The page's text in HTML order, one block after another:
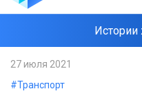
27 июля 2021
#Транспорт